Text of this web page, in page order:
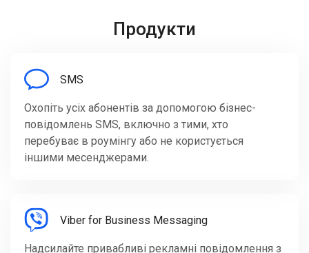
Продукти
SMS
Охопіть усіх абонентів за допомогою бізнес-
повідомлень SMS, включно з тими, хто
перебуває в роумінгу або не користується
іншими месенджерами.
Viber for Business Messaging
Надсилайте привабливі рекламні повідомлення з